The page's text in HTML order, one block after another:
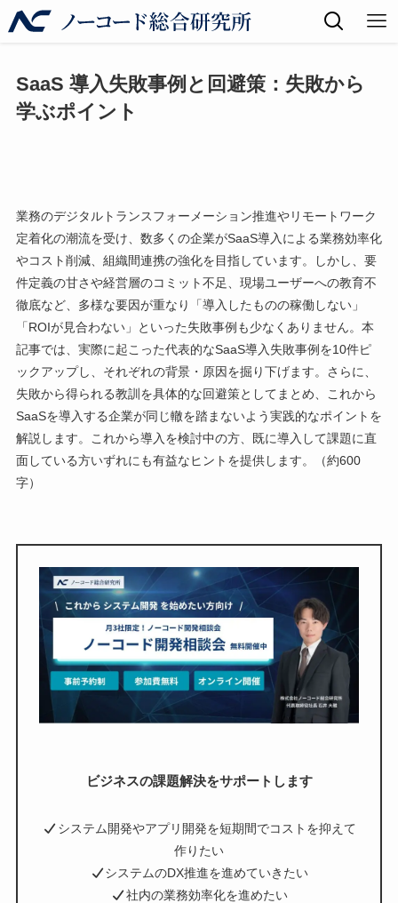
SaaS 導入失敗事例と回避策：失敗から
学ぶポイント
業務のデジタルトランスフォーメーション推進やリモートワーク
定着化の潮流を受け、数多くの企業がSaaS導入による業務効率化
やコスト削減、組織間連携の強化を目指しています。しかし、要
件定義の甘さや経営層のコミット不足、現場ユーザーへの教育不
徹底など、多様な要因が重なり「導入したものの稼働しない」
「ROIが見合わない」といった失敗事例も少なくありません。本
記事では、実際に起こった代表的なSaaS導入失敗事例を10件ピ
ックアップし、それぞれの背景・原因を掘り下げます。さらに、
失敗から得られる教訓を具体的な回避策としてまとめ、これから
SaaSを導入する企業が同じ轍を踏まないよう実践的なポイントを
解説します。これから導入を検討中の方、既に導入して課題に直
面している方いずれにも有益なヒントを提供します。（約600
字）
ビジネスの課題解決をサポートします
システム開発やアプリ開発を短期間でコストを抑えて
作りたい
システムのDX推進を進めていきたい
社内の業務効率化を進めたい